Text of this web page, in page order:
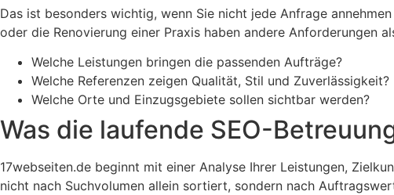
Das ist besonders wichtig, wenn Sie nicht jede Anfrage
oder die Renovierung einer Praxis haben andere Anforderungen
Welche Leistungen bringen die passenden Aufträge?
Welche Referenzen zeigen Qualität, Stil und Zuverlässigkeit?
Welche Orte und Einzugsgebiete sollen sichtbar werden?
Was die laufende SEO-
17webseiten.de beginnt mit einer Analyse Ihrer Leistungen,
nicht nach Suchvolumen allein sortiert, sondern nach